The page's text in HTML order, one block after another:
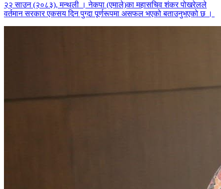
२२ साउन (२०८३), मन्थली । नेकपा (एमाले)का महासचिव शंकर पोखरेलले
वर्तमान सरकार एकसय दिन पुग्दा पूर्णरूपमा असफल भएको बताउनुभएको छ ।